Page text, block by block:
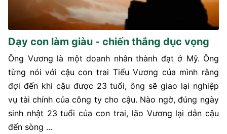
Dạy con làm giàu - chiến thắng dục vọng
Ông Vương là một doanh nhân thành đạt ở Mỹ. Ông
từng nói với cậu con trai Tiểu Vương của mình rằng
đợi đến khi cậu được 23 tuổi, ông sẽ giao lại nghiệp
vụ tài chính của công ty cho cậu. Nào ngờ, đúng ngày
sinh nhật 23 tuổi của con trai, lão Vương lại dẫn cậu
đến sòng ...